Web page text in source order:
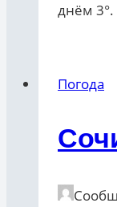
днём
Погода